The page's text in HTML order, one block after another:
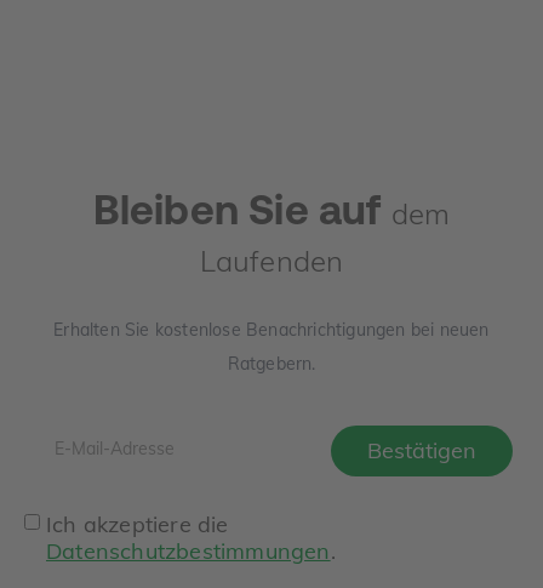
Bleiben Sie auf dem
Laufenden
Erhalten Sie kostenlose Benachrichtigungen bei neuen
Ratgebern.
Ich akzeptiere die
Datenschutzbestimmungen.